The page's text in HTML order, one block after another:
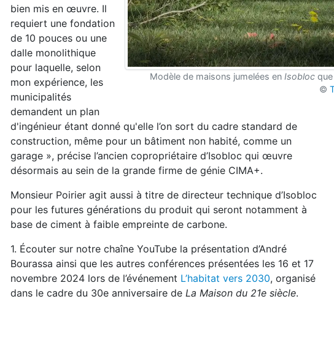
Modèle de maisons jumelées en Isobloc
©
bien mis en œuvre. Il
requiert une fondation
de 10 pouces ou une
dalle monolithique
pour laquelle, selon
mon expérience, les
municipalités
demandent un plan
d'ingénieur étant donné qu'elle l’on sort du cadre standard de
construction, même pour un bâtiment non habité, comme un
garage », précise l’ancien copropriétaire d’Isobloc qui œuvre
désormais au sein de la grande firme de génie CIMA+.
Monsieur Poirier agit aussi à titre de directeur technique d’Isobloc
pour les futures générations du produit qui seront notamment à
base de ciment à faible empreinte de carbone.
1. Écouter sur notre chaîne YouTube la présentation d’André
Bourassa ainsi que les autres conférences présentées les 16 et 17
novembre 2024 lors de l’événement L’habitat vers 2030, organisé
dans le cadre du 30e anniversaire de La Maison du 21e siècle.